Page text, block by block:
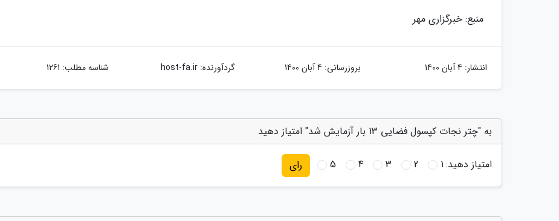
منبع: خبرگزاری مهر
انتشار: 4 آبان 1400 بروزرسانی: 4 آبان 1400 گردآورنده:host-fa.ir شناسه مطلب: 1261
به "چتر نجات کپسول فضایی 13 بار آزمایش شد" امتیاز دهید
امتیاز دهید:1
2
3
4
5 رای